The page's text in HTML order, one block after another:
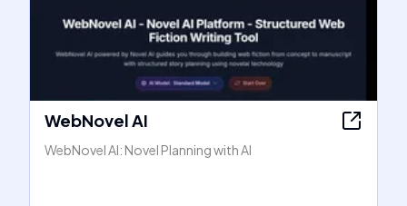
WebNovel AI
WebNovel AI: Novel Planning with AI